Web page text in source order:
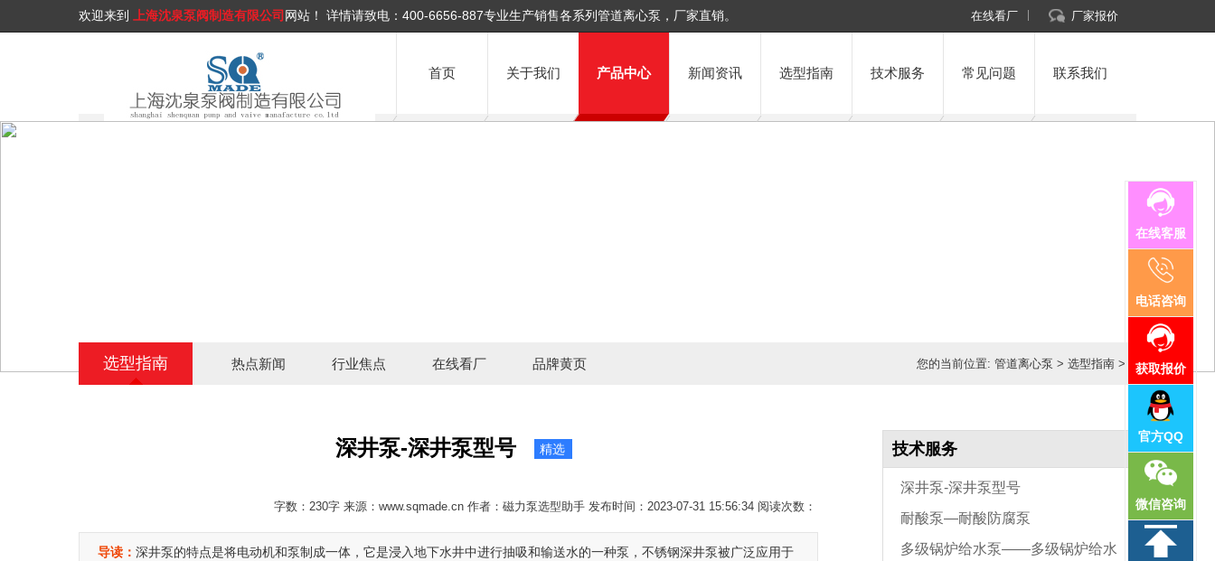
欢迎来到 上海沈泉泵阀制造有限公司 网站！ 详情请致电： 400-6656-887专业生产销售各系列管道离心泵，厂家直销。 在线看厂 厂家报价
首页 关于我们 产品中心 新闻资讯 选型指南 技术服务 常见问题 联系我们
在线客服
电话咨询
获取报价
官方QQ
微信咨询
选型指南 热点新闻 行业焦点 在线看厂 品牌黄页 您的当前位置:管道离心泵 >选型指南 >
深井泵-深井泵型号 精选
字数：230字 来源：www.sqmade.cn 作者：磁力泵选型助手 发布时间：2023-07-31 15:56:34 阅读次数：
导读： 深井泵的特点是将电动机和泵制成一体，它是浸入地下水井中进行抽吸和输送水的一种泵，不锈钢深井泵被广泛应用于
技术服务
深井泵-深井泵型号
耐酸泵—耐酸防腐泵
多级锅炉给水泵——多级锅炉给水